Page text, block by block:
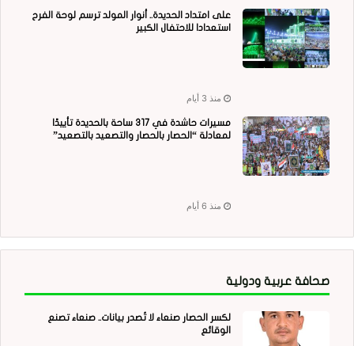
على امتداد الحديدة.. أنوار المولد ترسم لوحة الفرح
استعدادا للاحتفال الكبير
منذ 3 أيام
مسيرات حاشدة في 317 ساحة بالحديدة تأييدًا
لمعادلة “الحصار بالحصار والتصعيد بالتصعيد”
منذ 6 أيام
صحافة عربية ودولية
لكسر الحصار صنعاء لا تُصدر بيانات.. صنعاء تصنع
الوقائع